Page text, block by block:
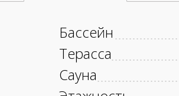
Бассейн
Терасса
Сауна